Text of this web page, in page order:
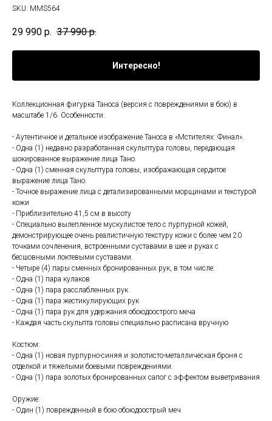
SKU: MMS564
29 990 р. 37 990 р.
Интересно!
Коллекционная фигурка Таноса (версия с повреждениями в бою) в
масштабе 1/6. Особенности:
- Аутентичное и детальное изображение Таноса в «Мстителях: Финал».
- Одна (1) недавно разработанная скульптура головы, передающая
шокированное выражение лица Тано.
- Одна (1) сменная скульптура головы, изображающая сердитое
выражение лица Тано.
- Точное выражение лица с детализированными морщинами и текстурой
кожи
- Приблизительно 41,5 см в высоту
- Специально вылепленное мускулистое тело с пурпурной кожей,
демонстрирующее очень реалистичную текстуру кожи с более чем 20
точками сочленения, встроенными суставами в шее и руках с
бесшовными локтевыми суставами.
- Четыре (4) пары сменных бронированных рук, в том числе:
- Одна (1) пара кулаков
- Одна (1) пара расслабленных рук
- Одна (1) пара жестикулирующих рук
- Одна (1) пара рук для удержания обоюдоострого меча
- Каждая часть скульпта головы специально расписана вручную
Костюм:
- Одна (1) новая пурпурно-синяя и золотисто-металлическая броня с
отделкой и тяжелыми боевыми повреждениями.
- Одна (1) пара золотых бронированных сапог с эффектом выветривания
Оружие:
- Один (1) поврежденный в бою обоюдоострый меч